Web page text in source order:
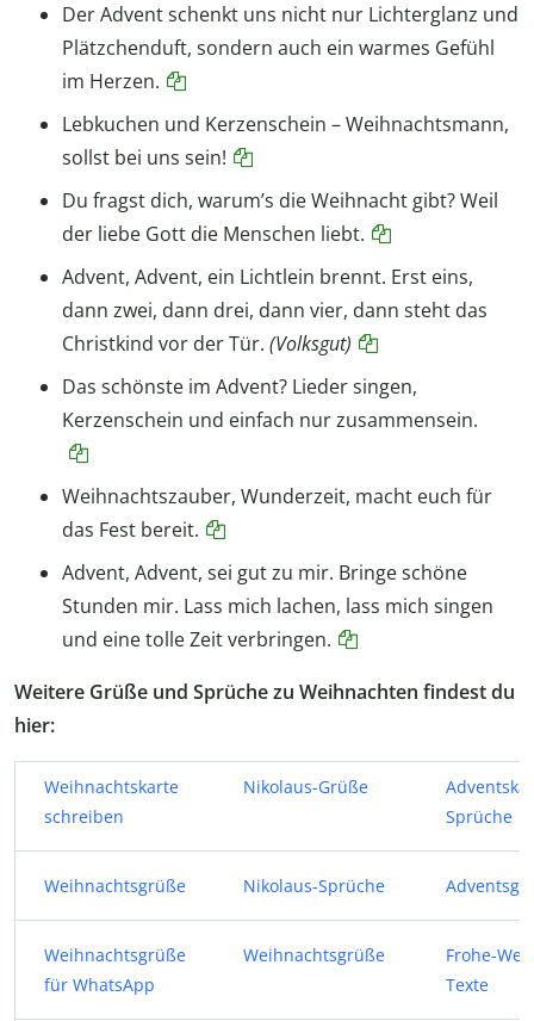
Der Advent schenkt uns nicht nur Lichterglanz und
Plätzchenduft, sondern auch ein warmes Gefühl
im Herzen.
Lebkuchen und Kerzenschein – Weihnachtsmann,
sollst bei uns sein!
Du fragst dich, warum’s die Weihnacht gibt? Weil
der liebe Gott die Menschen liebt.
Advent, Advent, ein Lichtlein brennt. Erst eins,
dann zwei, dann drei, dann vier, dann steht das
Christkind vor der Tür. (Volksgut)
Das schönste im Advent? Lieder singen,
Kerzenschein und einfach nur zusammensein.
Weihnachtszauber, Wunderzeit, macht euch für
das Fest bereit.
Advent, Advent, sei gut zu mir. Bringe schöne
Stunden mir. Lass mich lachen, lass mich singen
und eine tolle Zeit verbringen.
Weitere Grüße und Sprüche zu Weihnachten findest du
hier:
Weihnachtskarte
schreiben
Nikolaus-Grüße
Sprüche
Weihnachtsgrüße Nikolaus-Sprüche
Weihnachtsgrüße
für WhatsApp
Weihnachtsgrüße
Frohe-
Texte